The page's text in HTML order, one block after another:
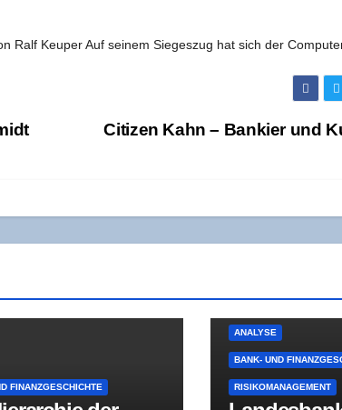
Ralf Keu­per Auf sei­nem Sie­ges­zug hat sich der
Citi­zen Kahn – Ban­kier und
FINANZGESCHICHTE
ANALYSE
BANK- UND
RISIKOMANAGEMENT